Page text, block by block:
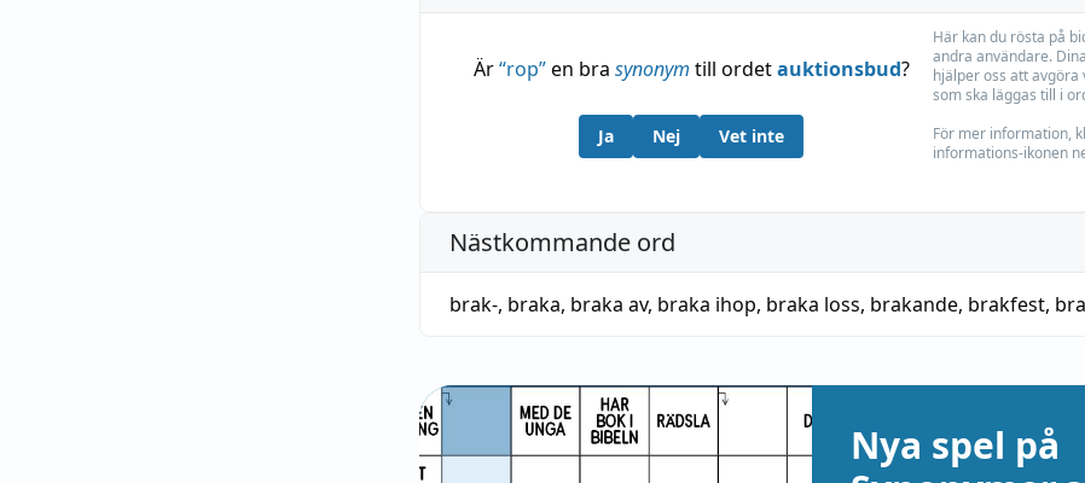
Är“rop”en bra synonym till ordetauktionsbud?
Ja Nej Vet inte
Här kan du rösta på
andra användare.
hjälper oss att avgöra
som ska läggas till i
För mer information,
informations-ikonen
Nästkommande ord
brak-, braka, braka av, braka ihop, braka loss, brakande, brakfest,
Nya spel på